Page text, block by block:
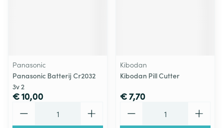
Panasonic
Panasonic Batterij Cr2032
3v 2
€ 10,00
Kibodan
Kibodan Pill Cutter
€ 7,70